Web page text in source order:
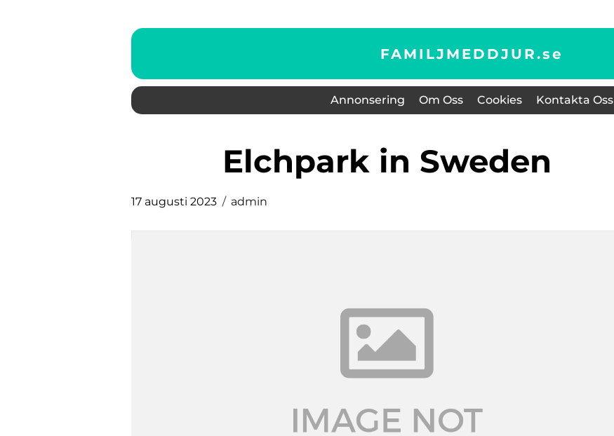
FAMILJMEDDJUR.se
Annonsering Om Oss Cookies Kontakta Oss
elchpark in Sweden
17 augusti 2023 admin